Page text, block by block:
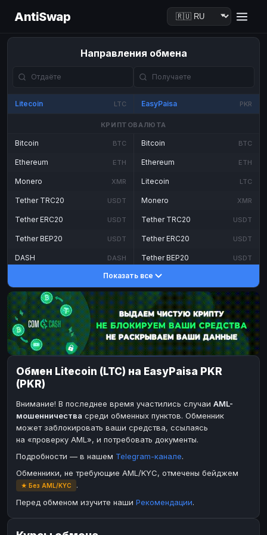
AntiSwap
Направления обмена
Litecoin LTC EasyPaisa PKR
КРИПТОВАЛЮТА
Bitcoin BTC
Ethereum ETH
Monero XMR
Tether TRC20 USDT
Tether ERC20 USDT
Tether BEP20 USDT
DASH DASH
TON
Dogecoin DOGE
TRX TRON
Bitcoin Cash BCH
BinanceCoin BEP20
Ether Classic ETC
Solana
XRP
Bitcoin BTC
Ethereum ETH
Litecoin LTC
Monero XMR
Tether TRC20 USDT
Tether ERC20 USDT
Tether BEP20 USDT
DASH
Toncoin TON
Dogecoin DOGE
TRX TRON
Bitcoin Cash BCH
BinanceCoin
Ripple
Paxum USD
Perfect Money
Payoneer USD
Paxum
Payoneer
Показать все
Обмен Litecoin (LTC) на EasyPaisa PKR
(PKR)
Внимание! В последнее время участились случаи AML-
мошенничества среди обменных пунктов. Обменник
может заблокировать ваши средства, ссылаясь
на «проверку AML», и потребовать документы.
Подробности — в нашем Telegram-канале.
Обменники, не требующие AML/KYC, отмечены бейджем
★ Без AML/KYC
.
Перед обменом изучите наши Рекомендации.